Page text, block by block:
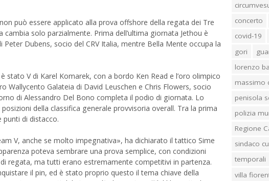
può essere applicato alla prova offshore della regata dei Tre
solo parzialmente. Prima dell’ultima giornata Jethou è
Dubens, socio del CRV Italia, mentre Bella Mente occupa la
stato V di Karel Komarek, con a bordo Ken Read e l’oro olimpico
Wallycento Galateia di David Leuschen e Chris Flowers, socio
di Alessandro Del Bono completa il podio di giornata. Lo
della classifica generale provvisoria overall. Tra la prima
di distacco.
V, anche se molto impegnativa», ha dichiarato il tattico Sime
poteva sembrare una prova semplice, con condizioni
regata, ma tutti erano estremamente competitivi in partenza.
il pin, ed è stato proprio questo il tema chiave della
concerto
covid-19
gori
lorenzo
massimo
penisola
polizia
Regione
sindaco
temporali
villa